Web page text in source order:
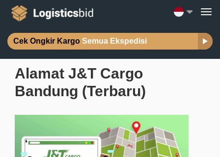
Cek Ongkir Kargo Semua Ekspedisi
Alamat J&T Cargo
Bandung (Terbaru)